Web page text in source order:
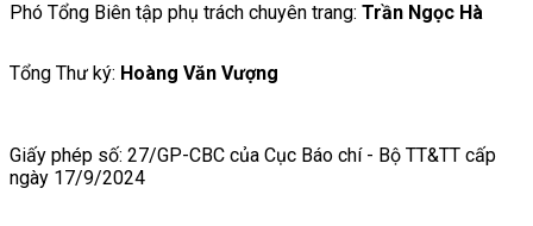
Phó Tổng Biên tập phụ trách chuyên trang: Trần Ngọc Hà
Tổng Thư ký: Hoàng Văn Vượng
Giấy phép số: 27/GP-CBC của Cục Báo chí - Bộ TT&TT cấp
ngày 17/9/2024